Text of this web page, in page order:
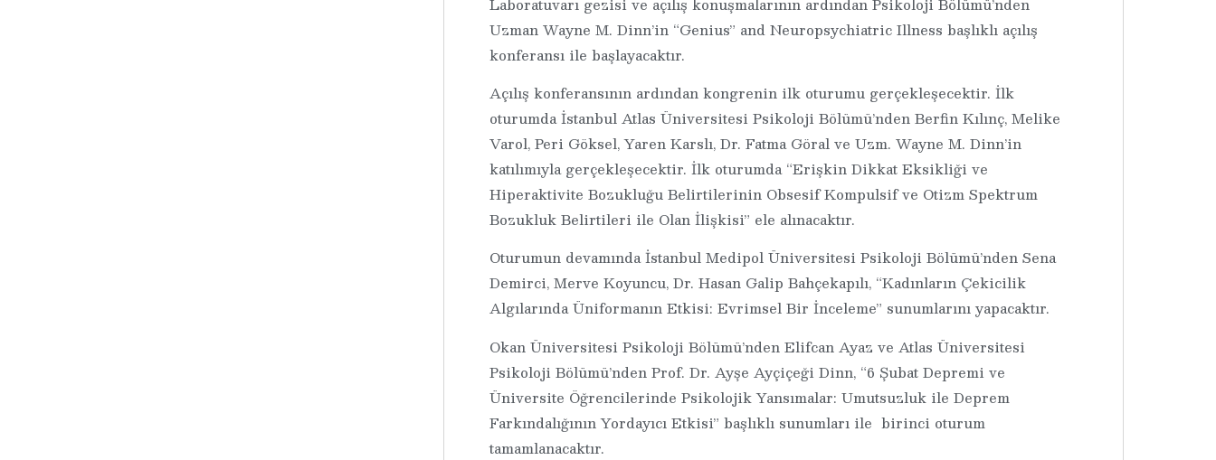
Uzman Wayne M. Dinn’in “Genius” and Neuropsychiatric Illness başlıklı açılış
konferansı ile başlayacaktır.
Açılış konferansının ardından kongrenin ilk oturumu gerçekleşecektir. İlk
oturumda İstanbul Atlas Üniversitesi Psikoloji Bölümü’nden Berfin Kılınç, Melike
Varol, Peri Göksel, Yaren Karslı, Dr. Fatma Göral ve Uzm. Wayne M. Dinn’in
katılımıyla gerçekleşecektir. İlk oturumda “Erişkin Dikkat Eksikliği ve
Hiperaktivite Bozukluğu Belirtilerinin Obsesif Kompulsif ve Otizm Spektrum
Bozukluk Belirtileri ile Olan İlişkisi” ele alınacaktır.
Oturumun devamında İstanbul Medipol Üniversitesi Psikoloji Bölümü’nden Sena
Demirci, Merve Koyuncu, Dr. Hasan Galip Bahçekapılı, “Kadınların Çekicilik
Algılarında Üniformanın Etkisi: Evrimsel Bir İnceleme” sunumlarını yapacaktır.
Okan Üniversitesi Psikoloji Bölümü’nden Elifcan Ayaz ve Atlas Üniversitesi
Psikoloji Bölümü’nden Prof. Dr. Ayşe Ayçiçeği Dinn, “6 Şubat Depremi ve
Üniversite Öğrencilerinde Psikolojik Yansımalar: Umutsuzluk ile Deprem
Farkındalığının Yordayıcı Etkisi” başlıklı sunumları ile birinci oturum
tamamlanacaktır.